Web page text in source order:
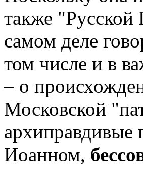
также
самом деле
том числе и в
– о
Московской
архиправдивые
Иоанном,